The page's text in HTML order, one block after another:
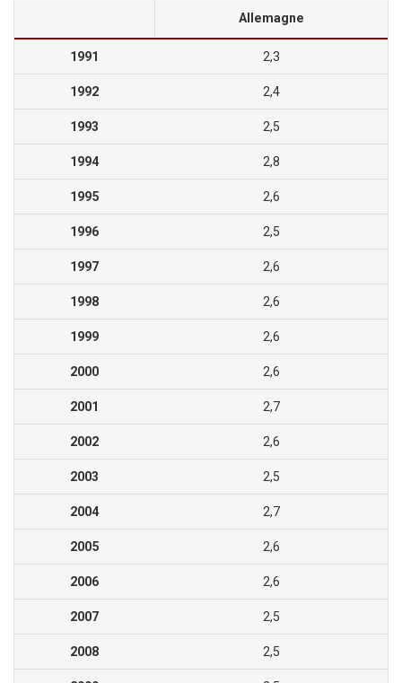
Allemagne
1991 2,3
1992 2,4
1993 2,5
1994 2,8
1995 2,6
1996 2,5
1997 2,6
1998 2,6
1999 2,6
2000 2,6
2001 2,7
2002 2,6
2003 2,5
2004 2,7
2005 2,6
2006 2,6
2007 2,5
2008 2,5